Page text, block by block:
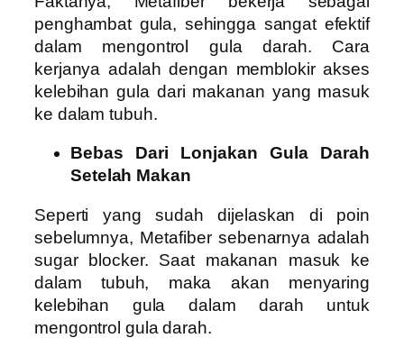
penghambat gula, sehingga sangat efektif
dalam mengontrol gula darah. Cara
kerjanya adalah dengan memblokir akses
kelebihan gula dari makanan yang masuk
ke dalam tubuh.
Bebas Dari Lonjakan Gula Darah
Setelah Makan
Seperti yang sudah dijelaskan di poin
sebelumnya, Metafiber sebenarnya adalah
sugar blocker. Saat makanan masuk ke
dalam tubuh, maka akan menyaring
kelebihan gula dalam darah untuk
mengontrol gula darah.